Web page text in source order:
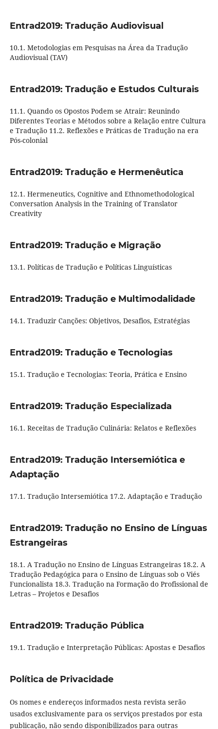
Entrad2019: Tradução Audiovisual
10.1. Metodologias em Pesquisas na Área da Tradução
Audiovisual (TAV)
Entrad2019: Tradução e Estudos Culturais
11.1. Quando os Opostos Podem se Atrair: Reunindo
Diferentes Teorias e Métodos sobre a Relação entre Cultura
e Tradução 11.2. Reflexões e Práticas de Tradução na era
Pós-colonial
Entrad2019: Tradução e Hermenêutica
12.1. Hermeneutics, Cognitive and Ethnomethodological
Conversation Analysis in the Training of Translator
Creativity
Entrad2019: Tradução e Migração
13.1. Políticas de Tradução e Políticas Linguísticas
Entrad2019: Tradução e Multimodalidade
14.1. Traduzir Canções: Objetivos, Desafios, Estratégias
Entrad2019: Tradução e Tecnologias
15.1. Tradução e Tecnologias: Teoria, Prática e Ensino
Entrad2019: Tradução Especializada
16.1. Receitas de Tradução Culinária: Relatos e Reflexões
Entrad2019: Tradução Intersemiótica e
Adaptação
17.1. Tradução Intersemiótica 17.2. Adaptação e Tradução
Entrad2019: Tradução no Ensino de Línguas
Estrangeiras
18.1. A Tradução no Ensino de Línguas Estrangeiras 18.2. A
Tradução Pedagógica para o Ensino de Línguas sob o Viés
Funcionalista 18.3. Tradução na Formação do Profissional de
Letras – Projetos e Desafios
Entrad2019: Tradução Pública
19.1. Tradução e Interpretação Públicas: Apostas e Desafios
Política de Privacidade
Os nomes e endereços informados nesta revista serão
usados exclusivamente para os serviços prestados por esta
publicação, não sendo disponibilizados para outras